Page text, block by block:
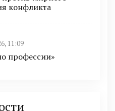
конфликта
11:09
профессии»